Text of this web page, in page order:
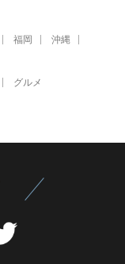
福岡 沖縄
グルメ